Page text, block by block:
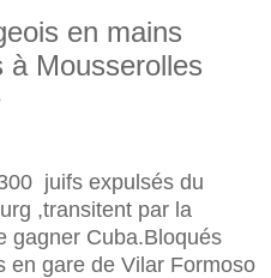
en mains
à Mousserolles
juifs expulsés du
,transitent par la
gagner Cuba.Bloqués
en gare de Vilar Formoso